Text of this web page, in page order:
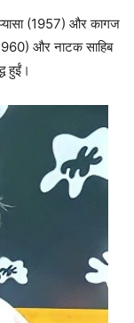
प्यासा (1957) और कागज
और नाटक साहिब
हुईं।